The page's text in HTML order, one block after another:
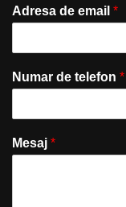
Adresa de email *
Numar de telefon *
Mesaj *